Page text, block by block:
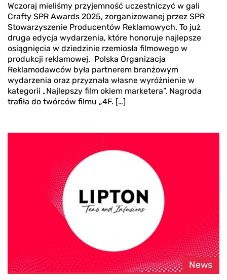
Wczoraj mieliśmy przyjemność uczestniczyć w gali
Crafty SPR Awards 2025, zorganizowanej przez SPR
Stowarzyszenie Producentów Reklamowych. To już
druga edycja wydarzenia, które honoruje najlepsze
osiągnięcia w dziedzinie rzemiosła filmowego w
produkcji reklamowej. Polska Organizacja
Reklamodawców była partnerem branżowym
wydarzenia oraz przyznała własne wyróżnienie w
kategorii „Najlepszy film okiem marketera”. Nagroda
trafiła do twórców filmu „4F. […]
News